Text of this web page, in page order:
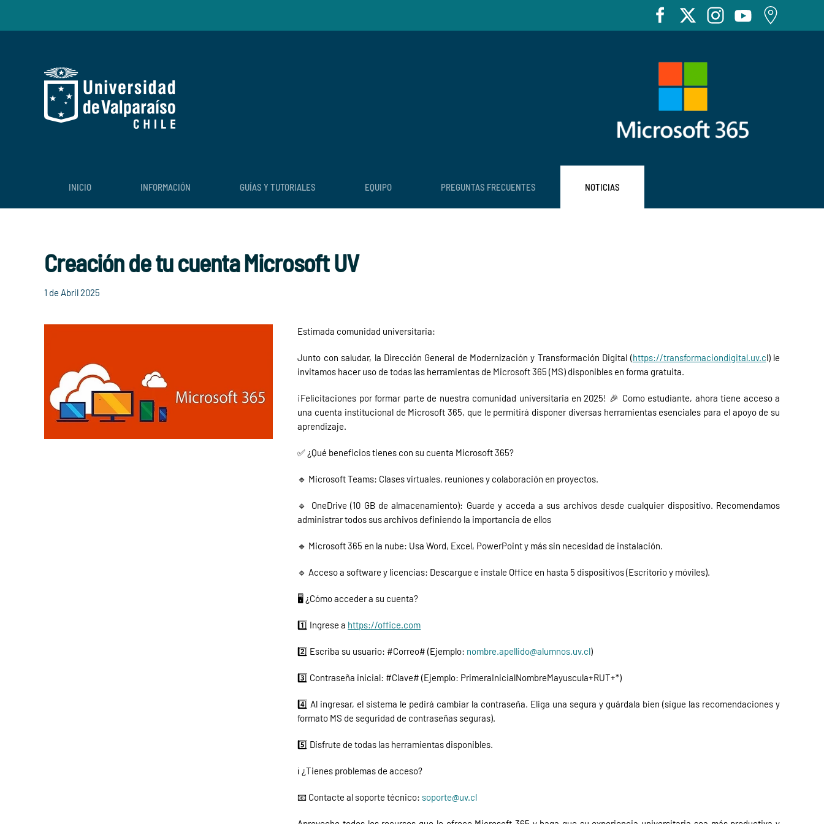
Skip to main content
INICIO INFORMACIÓN GUÍAS Y TUTORIALES EQUIPO PREGUNTAS FRECUENTES NOTICIAS
Creación de tu cuenta Microsoft UV
1 de Abril 2025
Estimada comunidad universitaria:
Junto con saludar, la Dirección General de Modernización y Transformación Digital (https://transformaciondigital.uv.cl) le
invitamos hacer uso de todas las herramientas de Microsoft 365 (MS) disponibles en forma gratuita.
¡Felicitaciones por formar parte de nuestra comunidad universitaria en 2025! 🎉 Como estudiante, ahora tiene acceso a
una cuenta institucional de Microsoft 365, que le permitirá disponer diversas herramientas esenciales para el apoyo de su
aprendizaje.
✅ ¿Qué beneficios tienes con su cuenta Microsoft 365?
🔹 Microsoft Teams: Clases virtuales, reuniones y colaboración en proyectos.
🔹 OneDrive (10 GB de almacenamiento): Guarde y acceda a sus archivos desde cualquier dispositivo. Recomendamos
administrar todos sus archivos definiendo la importancia de ellos
🔹 Microsoft 365 en la nube: Usa Word, Excel, PowerPoint y más sin necesidad de instalación.
🔹 Acceso a software y licencias: Descargue e instale Office en hasta 5 dispositivos (Escritorio y móviles).
🖥️ ¿Cómo acceder a su cuenta?
1️⃣ Ingrese a https://office.com
2️⃣ Escriba su usuario: #Correo# (Ejemplo: nombre.apellido@alumnos.uv.cl)
3️⃣ Contraseña inicial: #Clave# (Ejemplo: PrimeraInicialNombreMayuscula+RUT+*)
4️⃣ Al ingresar, el sistema le pedirá cambiar la contraseña. Eliga una segura y guárdala bien (sigue las recomendaciones y
formato MS de seguridad de contraseñas seguras).
5️⃣ Disfrute de todas las herramientas disponibles.
ℹ️ ¿Tienes problemas de acceso?
📧 Contacte al soporte técnico: soporte@uv.cl